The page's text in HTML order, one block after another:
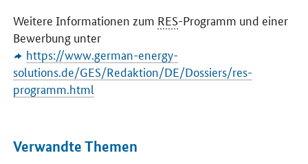
Weitere Informationen zum RES-Programm und einer
Bewerbung unter
https://www.german-energy-
solutions.de/GES/Redaktion/DE/Dossiers/res-
programm.html
Verwandte Themen